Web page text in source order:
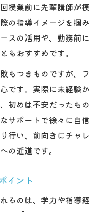
授業前に先輩講師が模
の指導イメージを掴み
スの活用や、勤務前に
もおすすめです。
もつきものですが、フ
です。実際に未経験か
初めは不安だったもの
サポートで徐々に自信
行い、前向きにチャレ
の近道です。
イント
るのは、学力や指導経